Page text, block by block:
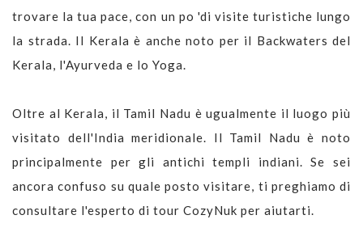
trovare la tua pace, con un po 'di visite turistiche lungo
la strada. Il Kerala è anche noto per il Backwaters del
Kerala, l'Ayurveda e lo Yoga.
Oltre al Kerala, il Tamil Nadu è ugualmente il luogo più
visitato dell'India meridionale. Il Tamil Nadu è noto
principalmente per gli antichi templi indiani. Se sei
ancora confuso su quale posto visitare, ti preghiamo di
consultare l'esperto di tour CozyNuk per aiutarti.